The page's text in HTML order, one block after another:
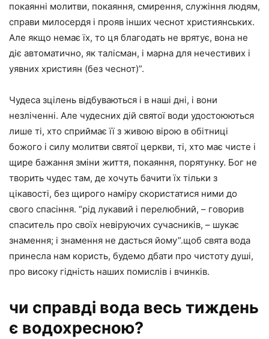
покаянні молитви, покаяння, смирення, служіння людям,
справи милосердя і прояв інших чеснот християнських.
Але якщо немає їх, то ця благодать не врятує, вона не
діє автоматично, як талісман, і марна для нечестивих і
уявних християн (без чеснот)”.
Чудеса зцілень відбуваються і в наші дні, і вони
незліченні. Але чудесних дій святої води удостоюються
лише ті, хто сприймає її з живою вірою в обітниці
божого і силу молитви святої церкви, ті, хто має чисте і
щире бажання зміни життя, покаяння, порятунку. Бог не
творить чудес там, де хочуть бачити їх тільки з
цікавості, без щирого наміру скористатися ними до
свого спасіння. “рід лукавий і перелюбний, – говорив
спаситель про своїх невіруючих сучасників, – шукає
знамення; і знамення не дасться йому”.щоб свята вода
принесла нам користь, будемо дбати про чистоту душі,
про високу гідність наших помислів і вчинків.
чи справді вода весь тиждень
є водохресною?